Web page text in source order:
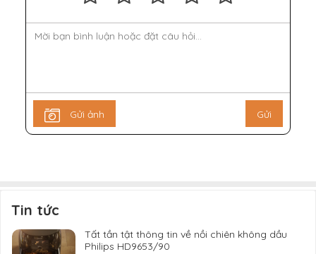
Gửi ảnh Gửi
Tin tức
Tất tần tật thông tin về nồi chiên không dầu
Philips HD9653/90